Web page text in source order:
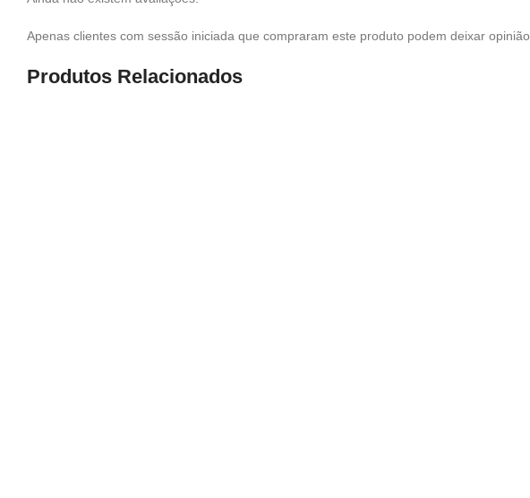
Apenas clientes com sessão iniciada que compraram este produto podem deixar opinião.
Produtos Relacionados